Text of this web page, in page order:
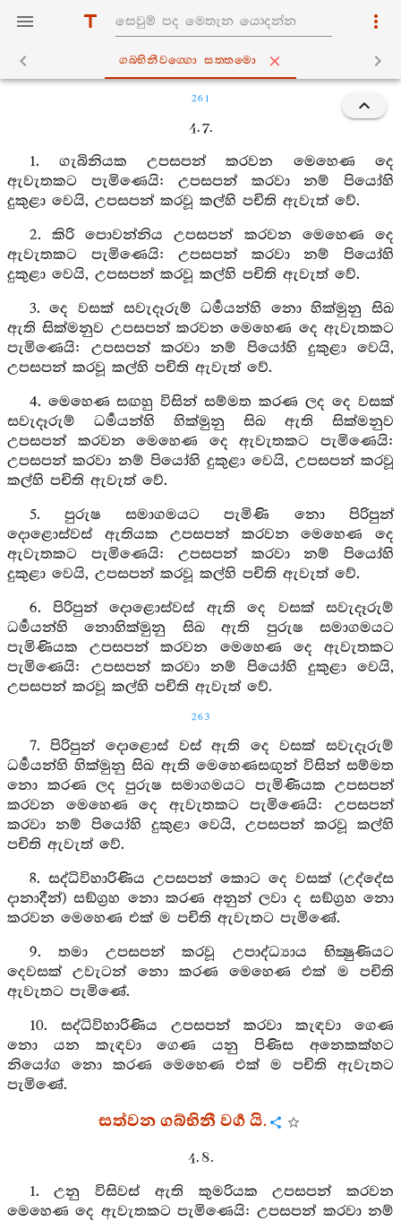
ගබ‍්භිනීවග‍්ගො සත‍්තමො
261
4. 7.
1. ගැබිනියක උපසපන් කරවන මෙහෙණ දෙ
ඇවැතකට පැමිණෙයි: උපසපන් කරවා නම් පියෝහි
දුකුළා වෙයි, උපසපන් කරවූ කල්හි පචිති ඇවැත් වේ.
2. කිරි පොවන්නිය උපසපන් කරවන මෙහෙණ දෙ
ඇවැතකට පැමිණෙයි: උපසපන් කරවා නම් පියෝහි
දුකුළා වෙයි, උපසපන් කරවූ කල්හි පචිති ඇවැත් වේ.
3. දෙ වසක් සවැදෑරුම් ධර්‍මයන්හි නො හික්මුනු සිඛ
ඇති සික්මනුව උපසපන් කරවන මෙහෙණ දෙ ඇවැතකට
පැමිණෙයි: උපසපන් කරවා නම් පියෝහි දුකුළා වෙයි,
උපසපන් කරවූ කල්හි පචිති ඇවැත් වේ.
4. මෙහෙණ සඟහු විසින් සම්මත කරණ ලද දෙ වසක්
සවැදෑරුම් ධර්‍මයන්හි හික්මුනු සිඛ ඇති සික්මනුව
උපසපන් කරවන මෙහෙණ දෙ ඇවැතකට පැමිණෙයි:
උපසපන් කරවා නම් පියෝහි දුකුළා වෙයි, උපසපන් කරවූ
කල්හි පචිති ඇවැත් වේ.
5. පුරුෂ සමාගමයට පැමිණි නො පිරිපුන්
දොළොස්වස් ඇතියක උපසපන් කරවන මෙහෙණ දෙ
ඇවැතකට පැමිණෙයි: උපසපන් කරවා නම් පියෝහි
දුකුළා වෙයි, උපසපන් කරවූ කල්හි පචිති ඇවැත් වේ.
6. පිරිපුන් දොළොස්වස් ඇති දෙ වසක් සවැදෑරුම්
ධර්‍මයන්හි නොහික්මුනු සිඛ ඇති පුරුෂ සමාගමයට
පැමිණියක උපසපන් කරවන මෙහෙණ දෙ ඇවැතකට
පැමිණෙයි: උපසපන් කරවා නම් පියෝහි දුකුළා වෙයි,
උපසපන් කරවූ කල්හි පචිති ඇවැත් වේ.
263
7. පිරිපුන් දොළොස් වස් ඇති දෙ වසක් සවැදෑරුම්
ධර්‍මයන්හි හික්මුනු සිඛ ඇති මෙහෙණසඟුන් විසින් සම්මත
නො කරණ ලද පුරුෂ සමාගමයට පැමිණියක උපසපන්
කරවන මෙහෙණ දෙ ඇවැතකට පැමිණෙයි: උපසපන්
කරවා නම් පියෝහි දුකුළා වෙයි, උපසපන් කරවූ කල්හි
පචිති ඇවැත් වේ.
8. සද්ධිවිහාරිණිය උපසපන් කොට දෙ වසක් (උද්දේස
දානාදීන්) සඞ්ග්‍රහ නො කරණ අනුන් ලවා ද සඞ්ග්‍රහ නො
කරවන මෙහෙණ එක් ම පචිති ඇවැතට පැමිණේ.
9. තමා උපසපන් කරවූ උපාද්ධ්‍යාය භික්‍ෂුණියට
දෙවසක් උවැටන් නො කරණ මෙහෙණ එක් ම පචිති
ඇවැතට පැමිණේ.
10. සද්ධිවිහාරිණිය උපසපන් කරවා කැඳවා ගෙණ
නො යන කැඳවා ගෙණ යනු පිණිස අනෙකක්හට
නියෝග නො කරණ මෙහෙණ එක් ම පචිති ඇවැතට
පැමිණේ.
සත්වන ගබ්භිනී වර්‍ග යි.
4. 8.
1. උනු විසිවස් ඇති කුමරියක උපසපන් කරවන
මෙහෙණ දෙ ඇවැතකට පැමිණෙයි: උපසපන් කරවා නම්